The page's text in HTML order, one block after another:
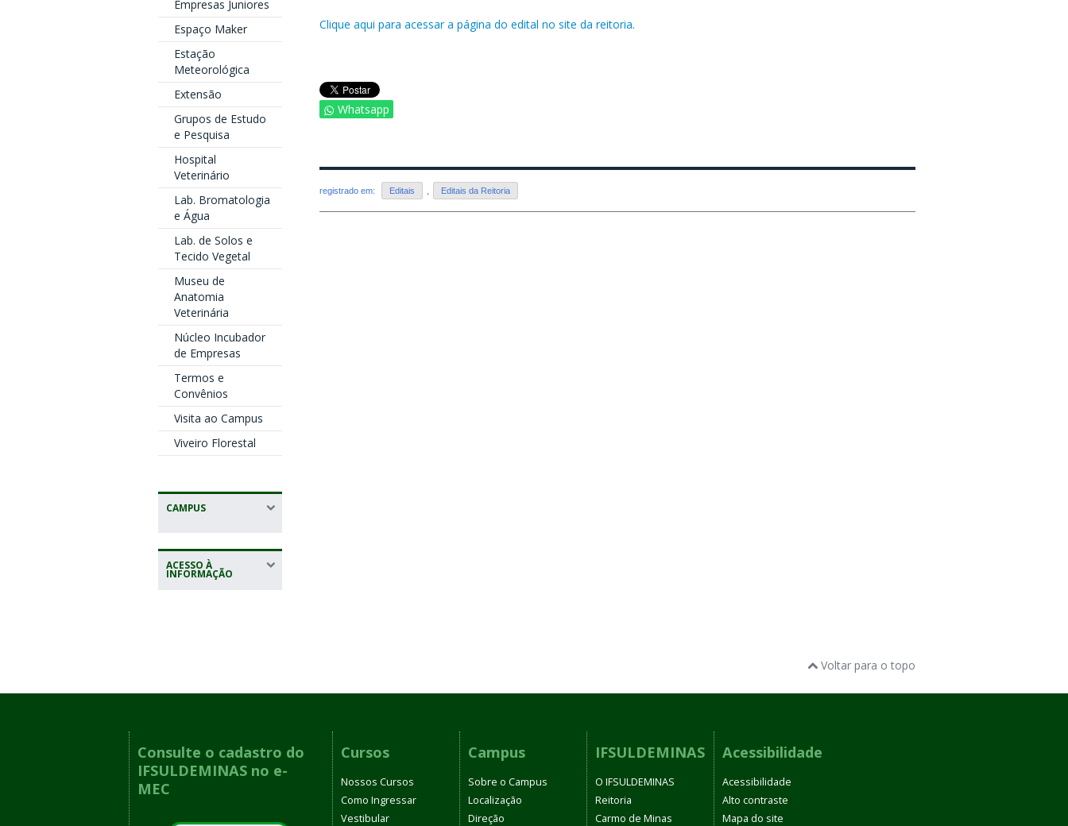
Empresas Juniores
Espaço Maker
Estação
Meteorológica
Extensão
Grupos de Estudo
e Pesquisa
Hospital
Veterinário
Lab. Bromatologia
e Água
Lab. de Solos e
Tecido Vegetal
Museu de
Anatomia
Veterinária
Núcleo Incubador
de Empresas
Termos e
Convênios
Visita ao Campus
Viveiro Florestal
CAMPUS
ACESSO À
INFORMAÇÃO
Clique aqui para acessar a página do edital no site da reitoria.
Whatsapp
registrado em: Editais Editais da Reitoria
Voltar para o topo
Consulte o cadastro do
IFSULDEMINAS no e-
MEC
Cursos
Nossos Cursos
Como Ingressar
Vestibular
Campus
Sobre o Campus
Localização
Direção
IFSULDEMINAS
O IFSULDEMINAS
Reitoria
Carmo de Minas
Acessibilidade
Acessibilidade
Alto contraste
Mapa do site